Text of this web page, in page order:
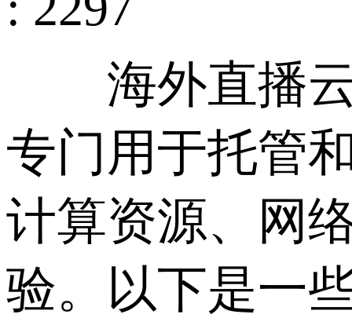
海外直播云
专门用于托管
计算资源、网
验。以下是一